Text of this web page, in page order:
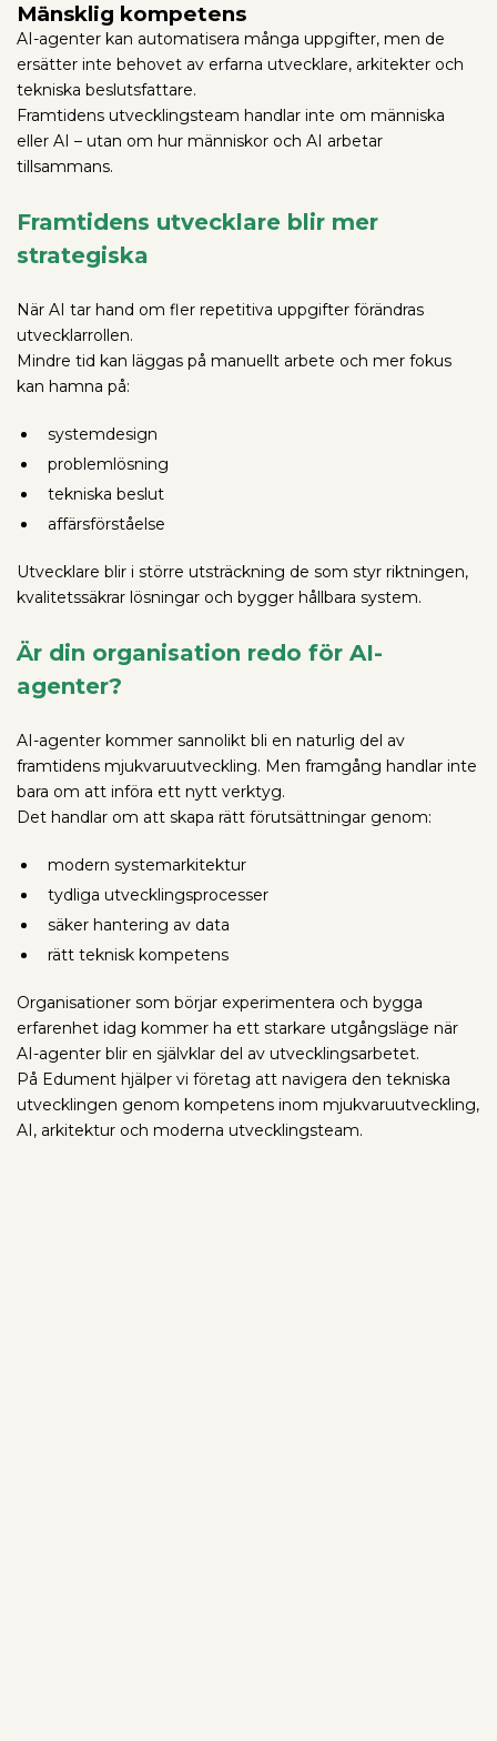
Mänsklig kompetens
AI-agenter kan automatisera många uppgifter, men de
ersätter inte behovet av erfarna utvecklare, arkitekter och
tekniska beslutsfattare.
Framtidens utvecklingsteam handlar inte om människa
eller AI – utan om hur människor och AI arbetar
tillsammans.
Framtidens utvecklare blir mer
strategiska
När AI tar hand om fler repetitiva uppgifter förändras
utvecklarrollen.
Mindre tid kan läggas på manuellt arbete och mer fokus
kan hamna på:
systemdesign
problemlösning
tekniska beslut
affärsförståelse
Utvecklare blir i större utsträckning de som styr riktningen,
kvalitetssäkrar lösningar och bygger hållbara system.
Är din organisation redo för AI-
agenter?
AI-agenter kommer sannolikt bli en naturlig del av
framtidens mjukvaruutveckling. Men framgång handlar inte
bara om att införa ett nytt verktyg.
Det handlar om att skapa rätt förutsättningar genom:
modern systemarkitektur
tydliga utvecklingsprocesser
säker hantering av data
rätt teknisk kompetens
Organisationer som börjar experimentera och bygga
erfarenhet idag kommer ha ett starkare utgångsläge när
AI-agenter blir en självklar del av utvecklingsarbetet.
På Edument hjälper vi företag att navigera den tekniska
utvecklingen genom kompetens inom mjukvaruutveckling,
AI, arkitektur och moderna utvecklingsteam.